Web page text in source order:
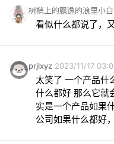
树梢上的飘逸的浪里小
看似什么都说了，
prjlxyz 2023/11/17
太笑了 一个产品什
什么都好 那么它就
实是一个产品如果
公司如果什么都好